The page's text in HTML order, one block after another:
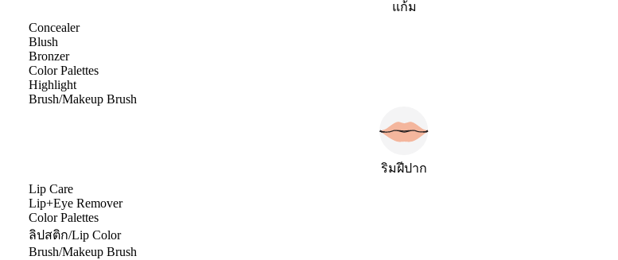
แก้ม
Concealer
Blush
Bronzer
Color Palettes
Highlight
Brush/Makeup Brush
ริมฝีปาก
Lip Care
Lip+Eye Remover
Color Palettes
ลิปสติก/Lip Color
Brush/Makeup Brush